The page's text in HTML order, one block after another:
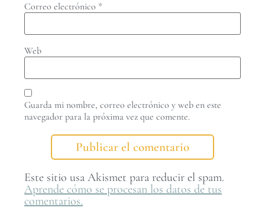
Correo electrónico *
Web
Guarda mi nombre, correo electrónico y web en este
navegador para la próxima vez que comente.
Este sitio usa Akismet para reducir el spam.
Aprende cómo se procesan los datos de tus
comentarios.